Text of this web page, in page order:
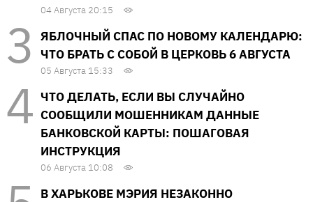
04 Августа 20:15
ЯБЛОЧНЫЙ СПАС ПО НОВОМУ КАЛЕНДАРЮ:
ЧТО БРАТЬ С СОБОЙ В ЦЕРКОВЬ 6 АВГУСТА
05 Августа 15:33
ЧТО ДЕЛАТЬ, ЕСЛИ ВЫ СЛУЧАЙНО
СООБЩИЛИ МОШЕННИКАМ ДАННЫЕ
БАНКОВСКОЙ КАРТЫ: ПОШАГОВАЯ
ИНСТРУКЦИЯ
06 Августа 10:08
В ХАРЬКОВЕ МЭРИЯ НЕЗАКОННО